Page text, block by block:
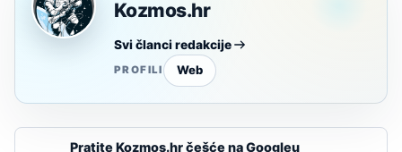
Kozmos.hr
Svi članci redakcije
PROFILI Web
Pratite Kozmos.hr češće na Googleu